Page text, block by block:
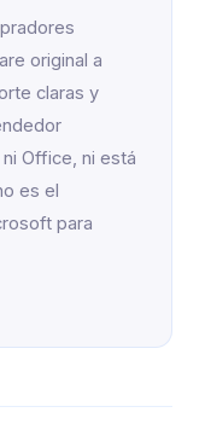
original a
claras y
Office, ni está
es el
para